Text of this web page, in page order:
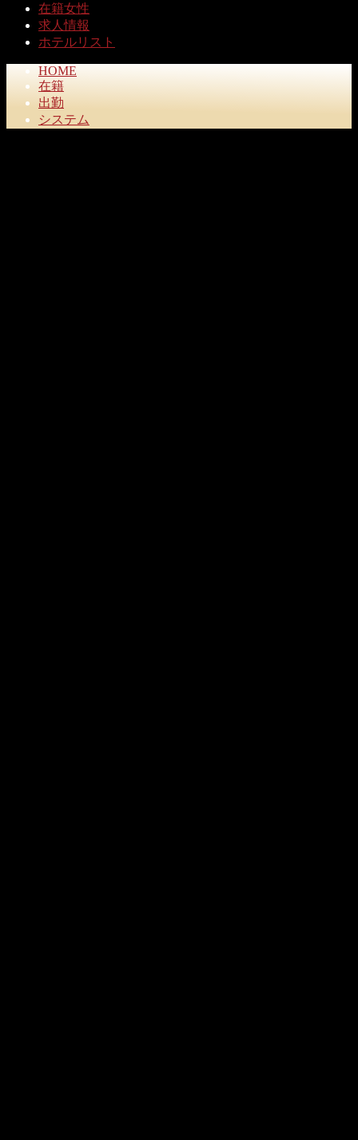
在籍女性
求人情報
ホテルリスト
HOME
在籍
出勤
システム